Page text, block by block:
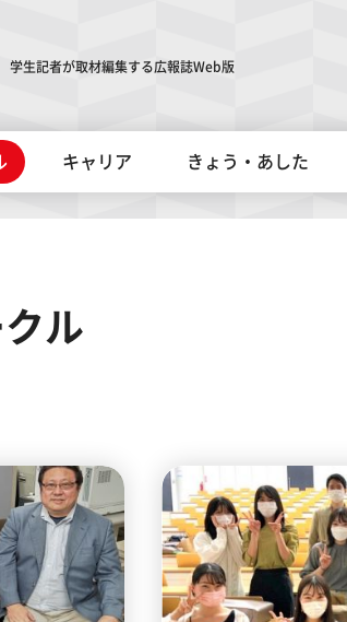
学生記者が取材編集する広報誌Web版
キャリア きょう・あした
ル